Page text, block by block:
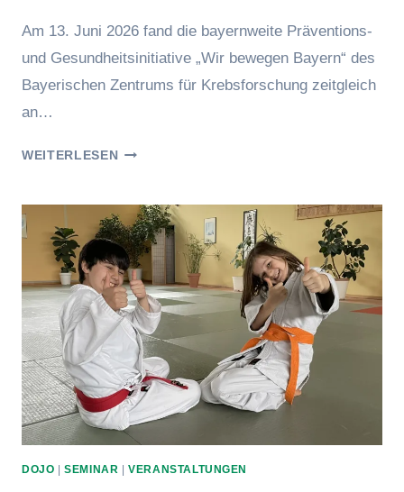
Raufer
Am 13. Juni 2026 fand die bayernweite Präventions-
und Gesundheitsinitiative „Wir bewegen Bayern“ des
Bayerischen Zentrums für Krebsforschung zeitgleich
an…
WEITERLESEN„WIR
IM
SCHLOSSGARTEN
DOJO |SEMINAR |VERANSTALTUNGEN